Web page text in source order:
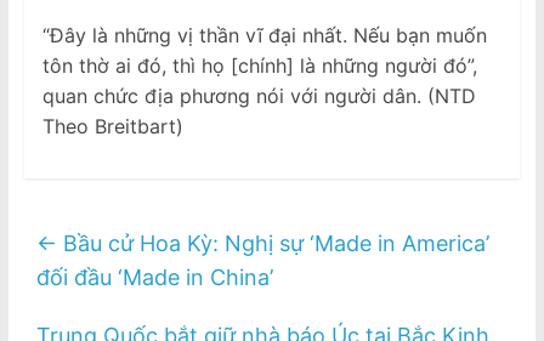
“Đây là những vị thần vĩ đại nhất. Nếu bạn muốn
tôn thờ ai đó, thì họ [chính] là những người đó”,
quan chức địa phương nói với người dân. (NTD
Theo Breitbart)
← Bầu cử Hoa Kỳ: Nghị sự ‘Made in America’
đối đầu ‘Made in China’
Trung Quốc bắt giữ nhà báo Úc tại Bắc Kinh